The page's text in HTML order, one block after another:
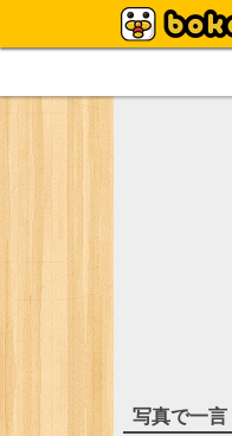
写真で一言